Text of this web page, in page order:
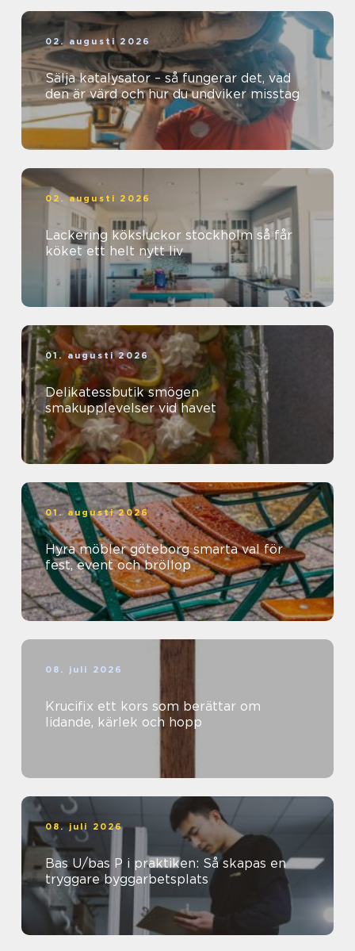
02. augusti 2026
Sälja katalysator – så fungerar det, vad
den är värd och hur du undviker misstag
02. augusti 2026
Lackering köksluckor stockholm så får
köket ett helt nytt liv
01. augusti 2026
Delikatessbutik smögen
smakupplevelser vid havet
01. augusti 2026
Hyra möbler göteborg smarta val för
fest, event och bröllop
08. juli 2026
Krucifix ett kors som berättar om
lidande, kärlek och hopp
08. juli 2026
Bas U/bas P i praktiken: Så skapas en
tryggare byggarbetsplats